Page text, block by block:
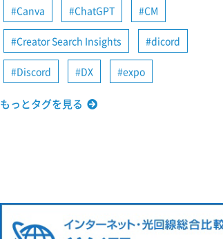
Canva ChatGPT CM
Creator Search Insights dicord
Discord DX expo
もっとタグを見る